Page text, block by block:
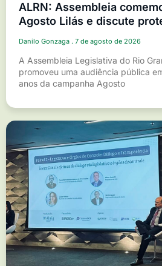
ALRN: Assembleia
Agosto Lilás e discute
Danilo Gonzaga 7 de agosto de 2026
A Assembleia Legislativa do Rio
promoveu uma audiência pública
anos da campanha Agosto